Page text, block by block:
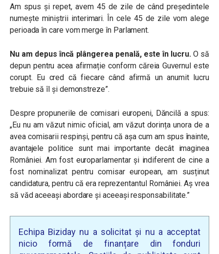
Am spus și repet, avem 45 de zile de când președintele
numește miniștrii interimari. În cele 45 de zile vom alege
perioada în care vom merge în Parlament.
Nu am depus încă plângerea penală, este în lucru.O să
depun pentru acea afirmație conform căreia Guvernul este
corupt. Eu cred că fiecare când afirmă un anumit lucru
trebuie să îl și demonstreze”.
Despre propunerile de comisari europeni, Dăncilă a spus:
„Eu nu am văzut nimic oficial, am văzut dorința unora de a
avea comisarii respinși, pentru că așa cum am spus înainte,
avantajele politice sunt mai importante decât imaginea
României. Am fost europarlamentar și indiferent de cine a
fost nominalizat pentru comisar european, am susținut
candidatura, pentru că era reprezentantul României. Aș vrea
să văd aceeași abordare și aceeași responsabilitate.”
Echipa Biziday nu a solicitat și nu a acceptat
nicio formă de finanțare din fonduri